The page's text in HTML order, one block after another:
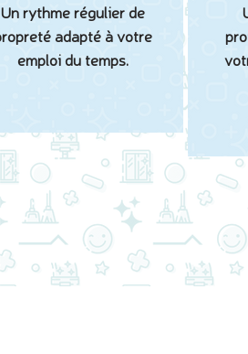
Un rythme régulier de
adapté à votre
emploi du temps.